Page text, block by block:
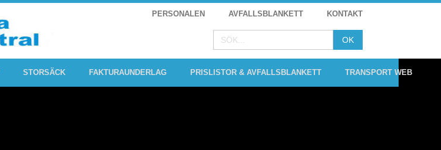
PERSONALEN AVFALLSBLANKETT KONTAKT
STORSÄCK FAKTURAUNDERLAG PRISLISTOR & AVFALLSBLANKETT TRANSPORT WEB